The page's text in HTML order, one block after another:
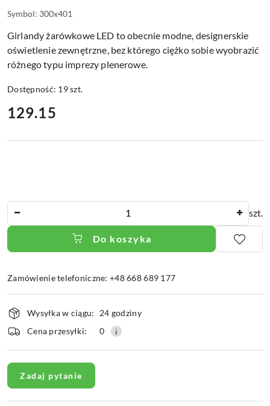
Symbol: 300x401
Girlandy żarówkowe LED to obecnie modne, designerskie
oświetlenie zewnętrzne, bez którego ciężko sobie wyobrazić
różnego typu imprezy plenerowe.
Dostępność: 19szt.
cena:
129.15
szt.
Do koszyka
Zamówienie telefoniczne: +48 668 689 177
Dostępność
i
dostawa
Wysyłka w ciągu:
24 godziny
Cena przesyłki:
0
Zadaj pytanie